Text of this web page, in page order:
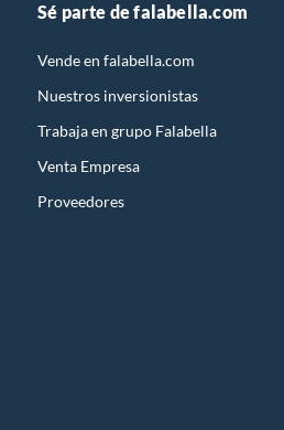
Sé parte de falabella.com
Vende en falabella.com
Nuestros inversionistas
Trabaja en grupo Falabella
Venta Empresa
Proveedores